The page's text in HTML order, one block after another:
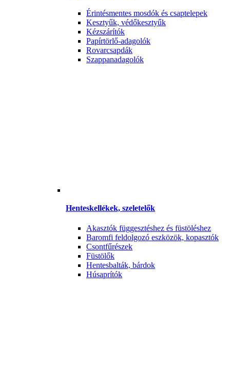
Érintésmentes mosdók és csaptelepek
Kesztyűk, védőkesztyűk
Kézszárítók
Papírtörlő-adagolók
Rovarcsapdák
Szappanadagolók
Henteskellékek, szeletelők
Akasztók függesztéshez és füstöléshez
Baromfi feldolgozó eszközök, kopasztók
Csontfűrészek
Füstölők
Hentesbalták, bárdok
Húsaprítók